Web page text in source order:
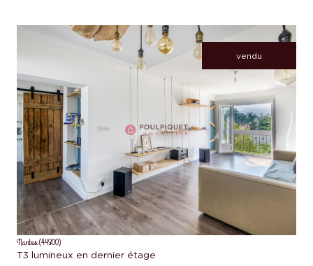
vendu
voir le bien
Nantes (44300)
T3 lumineux en dernier étage